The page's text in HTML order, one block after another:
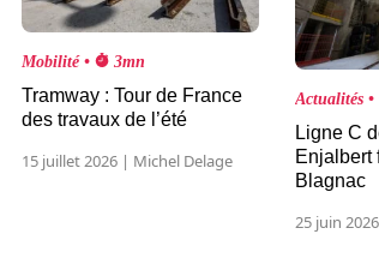
Mobilité • 3mn
Tramway : Tour de France
des travaux de l’été
15 juillet 2026 | Michel Delage
Actualités •
Ligne C
Enjalbert
Blagnac
25 juin